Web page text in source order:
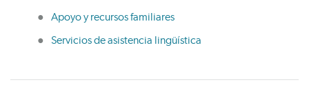
Apoyo y recursos familiares
Servicios de asistencia lingüística